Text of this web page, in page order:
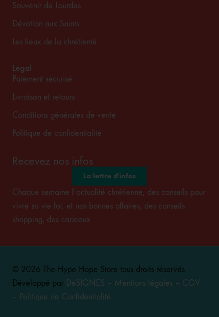
Souvenir de Lourdes
Dévotion aux Saints
Les lieux de la chrétienté
Legal
Paiement sécurisé
Livraison et retours
Conditions générales de vente
Politique de confidentialité
Recevez nos infos
La lettre d'infos
Chaque semaine l’actualité chrétienne, des conseils pour
vivre sa vie foi, et nos bonnes affaires, des conseils
shopping, des cadeaux….
© 2026 The Hype Hope Store tous droits réservés.
Développé par DéSIGNES – Mentions légales – CGV
– Politique de Confidentialité.